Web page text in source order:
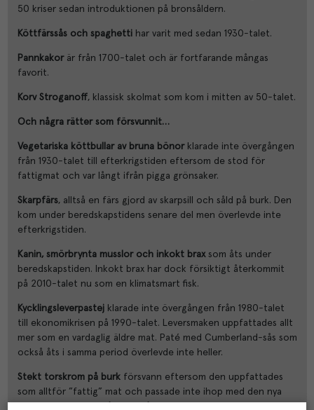
50 kriser sedan introduktionen på bronsåldern.
Köttfärssås och spaghetti har varit med sedan 1930-talet.
Pannkakorär från 1700-talet och är fortfarande mångas
favorit.
Korv Stroganoff, klassisk skolmat som kom i mitten av 50-talet.
Och några rätter som försvunnit…
Vegetariska köttbullar av bruna bönorklarade inte övergången
från 1930-talet till efterkrigstiden eftersom de stod för
fattigmat och var långt ifrån pigga grönsaker.
Skarpfärs, alltså en färs gjord av skarpsill och såld på burk. Den
kom under beredskapstidens senare del men överlevde inte
efterkrigstiden.
Kanin, smörbrynta musslor och inkokt braxsom åts under
beredskapstiden. Inkokt brax har dock försiktigt återkommit
på 2010-talet nu som en klimatsmart fisk.
Kycklingsleverpastejklarade inte övergången från 1980-talet
till ekonomikrisen på 1990-talet. Leversmaken uppfattades allt
mer som en vardaglig äldre mat. Paté med Cumberland-sås som
också åts i samma period överlevde inte heller.
Stekt torskrom på burk försvann eftersom den uppfattades
som alltför ”fattig” mat och passade inte ihop med den nya